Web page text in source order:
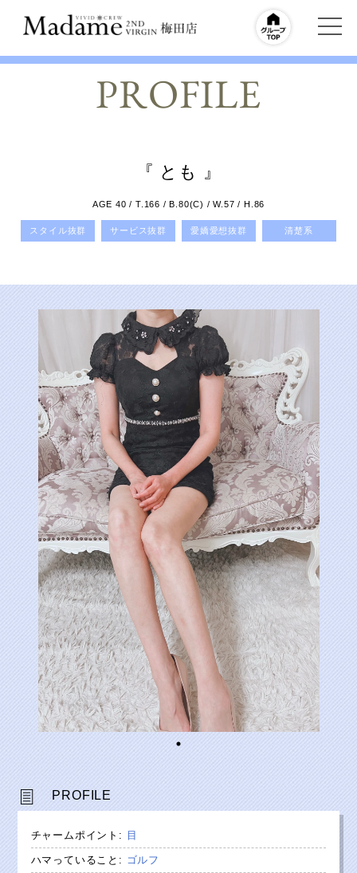
PROFILE
『 とも 』
AGE 40 / T.166 / B.80(C) / W.57 / H.86
スタイル抜群 サービス抜群 愛嬌愛想抜群 清楚系
PROFILE
チャームポイント : 目
ハマっていること : ゴルフ